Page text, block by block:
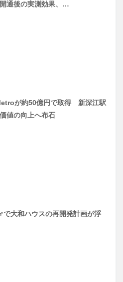
通後の実測効果、…
が約50億円で取得 新深江駅
値の向上へ布石
で大和ハウスの再開発計画が浮